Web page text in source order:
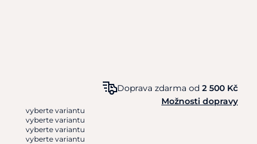
vyberte variantu
vyberte variantu
vyberte variantu
vyberte variantu
Doprava zdarma od 2 500 Kč
Možnosti dopravy